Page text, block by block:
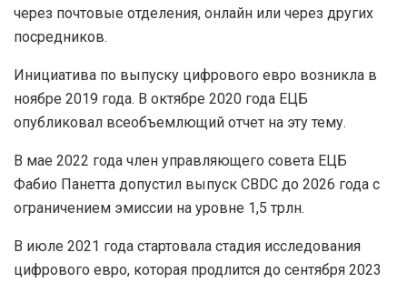
через почтовые отделения, онлайн или через других
посредников.
Инициатива по выпуску цифрового евро возникла в
ноябре 2019 года. В октябре 2020 года ЕЦБ
опубликовал всеобъемлющий отчет на эту тему.
В мае 2022 года член управляющего совета ЕЦБ
Фабио Панетта допустил выпуск CBDC до 2026 года с
ограничением эмиссии на уровне 1,5 трлн.
В июле 2021 года стартовала стадия исследования
цифрового евро, которая продлится до сентября 2023